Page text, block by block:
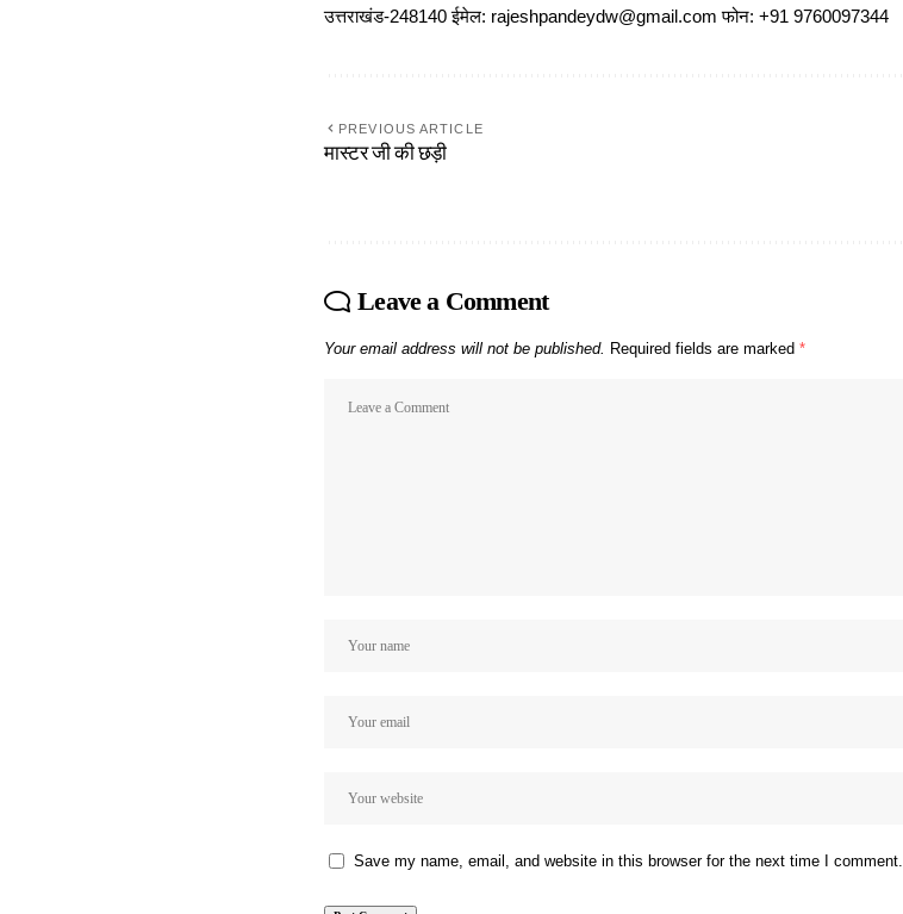
उत्तराखंड-248140 ईमेल: rajeshpandeydw@gmail.com फोन: +91 9760097344
PREVIOUS ARTICLE
मास्टर जी की छड़ी
Leave a Comment
Your email address will not be published. Required fields are marked *
Save my name, email, and website in this browser for the next time I comment.